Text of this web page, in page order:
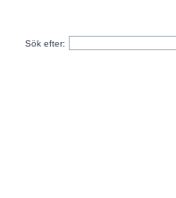
Sök efter: